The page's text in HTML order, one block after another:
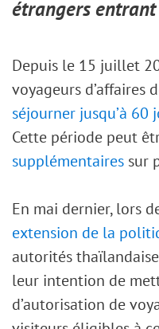
étrangers
Depuis le 15 juillet
voyageurs d’affaires
séjourner jusqu’à 60
Cette période peut
supplémentaires sur
En mai dernier, lors
extension de la
autorités
leur intention de
d’autorisation de